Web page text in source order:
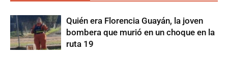
Quién era Florencia Guayán, la joven
bombera que murió en un choque en la
ruta 19